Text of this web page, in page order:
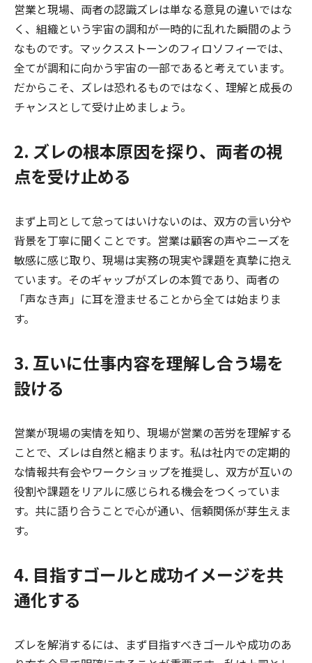
営業と現場、両者の認識ズレは単なる意見の違いではな
く、組織という宇宙の調和が一時的に乱れた瞬間のよう
なものです。マックスストーンのフィロソフィーでは、
全てが調和に向かう宇宙の一部であると考えています。
だからこそ、ズレは恐れるものではなく、理解と成長の
チャンスとして受け止めましょう。
2. ズレの根本原因を探り、両者の視
点を受け止める
まず上司として怠ってはいけないのは、双方の言い分や
背景を丁寧に聞くことです。営業は顧客の声やニーズを
敏感に感じ取り、現場は実務の現実や課題を真摯に抱え
ています。そのギャップがズレの本質であり、両者の
「声なき声」に耳を澄ませることから全ては始まりま
す。
3. 互いに仕事内容を理解し合う場を
設ける
営業が現場の実情を知り、現場が営業の苦労を理解する
ことで、ズレは自然と縮まります。私は社内での定期的
な情報共有会やワークショップを推奨し、双方が互いの
役割や課題をリアルに感じられる機会をつくっていま
す。共に語り合うことで心が通い、信頼関係が芽生えま
す。
4. 目指すゴールと成功イメージを共
通化する
ズレを解消するには、まず目指すべきゴールや成功のあ